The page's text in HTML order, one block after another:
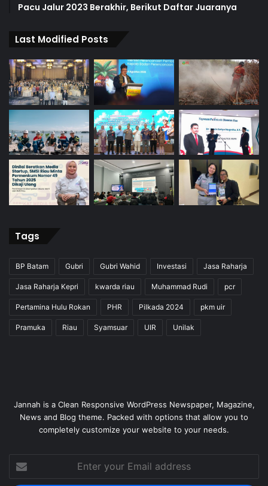
Pacu Jalur 2023 Berakhir, Berikut Daftar Juaranya
Last Modified Posts
Tags
BP Batam Gubri Gubri Wahid Investasi Jasa Raharja
Jasa Raharja Kepri kwarda riau Muhammad Rudi pcr
Pertamina Hulu Rokan PHR Pilkada 2024 pkm uir
Pramuka Riau Syamsuar UIR Unilak
Jannah is a Clean Responsive WordPress Newspaper, Magazine,
News and Blog theme. Packed with options that allow you to
completely customize your website to your needs.
your